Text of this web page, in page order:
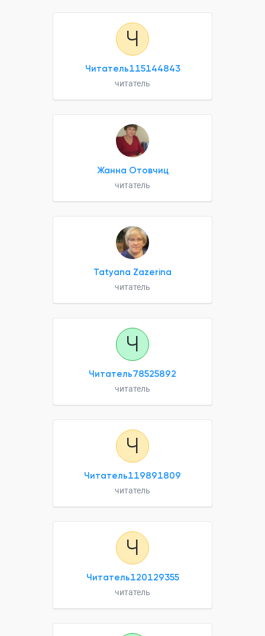
Ч
Читатель115144843
читатель
Жанна Отовчиц
читатель
Tatyana Zazerina
читатель
Ч
Читатель78525892
читатель
Ч
Читатель119891809
читатель
Ч
Читатель120129355
читатель